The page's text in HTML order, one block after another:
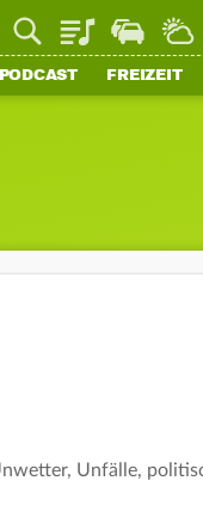
PlaylistStaupilot
PODCAST FREIZEIT
Unfälle,